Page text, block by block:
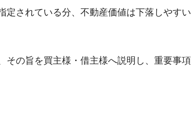
定されている分、不動産価値は下落しやす
その旨を買主様・借主様へ説明し、重要事